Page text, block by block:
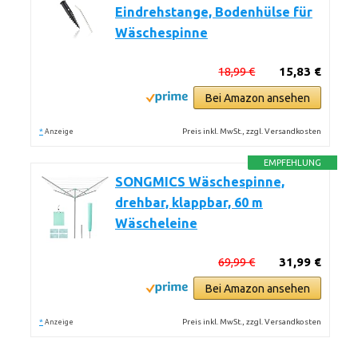
Eindrehstange, Bodenhülse für
Wäschespinne
15,83 €
18,99 €
Bei Amazon ansehen
* Anzeige Preis inkl. MwSt., zzgl. Versandkosten
EMPFEHLUNG
SONGMICS Wäschespinne,
drehbar, klappbar, 60 m
Wäscheleine
31,99 €
69,99 €
Bei Amazon ansehen
* Anzeige Preis inkl. MwSt., zzgl. Versandkosten